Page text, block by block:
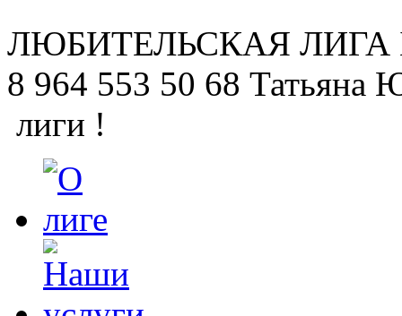
ЛЮБИТЕЛЬСКАЯ ЛИГА
8 964 553 50 68 Татьяна
лиги !